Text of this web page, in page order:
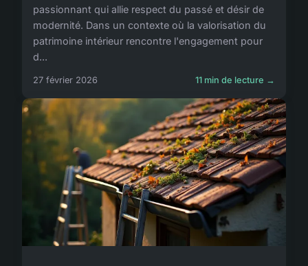
passionnant qui allie respect du passé et désir de
modernité. Dans un contexte où la valorisation du
patrimoine intérieur rencontre l'engagement pour
d...
27 février 2026 11 min de lecture →